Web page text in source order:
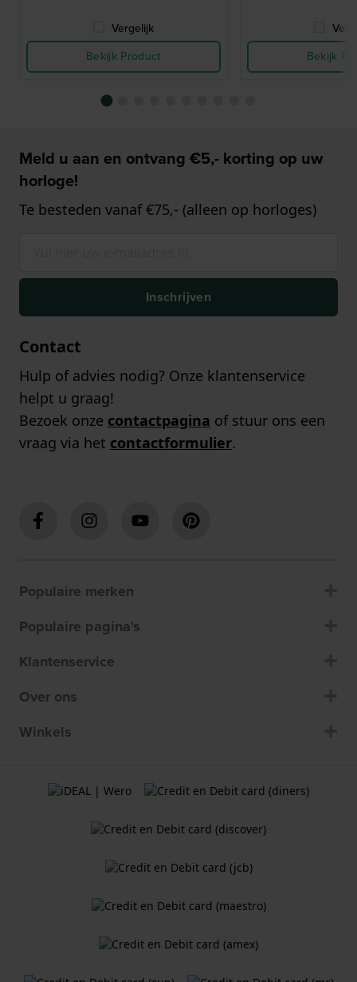
Vergelijk
Bekijk Product
Bekijk
Meld u aan en ontvang €5,- korting op uw
horloge!
Te besteden vanaf €75,- (alleen op horloges)
Inschrijven
Contact
Hulp of advies nodig? Onze klantenservice
helpt u graag!
Bezoek onze contactpagina of stuur ons een
vraag via het contactformulier.
Populaire merken
Populaire pagina's
Klantenservice
Over ons
Winkels